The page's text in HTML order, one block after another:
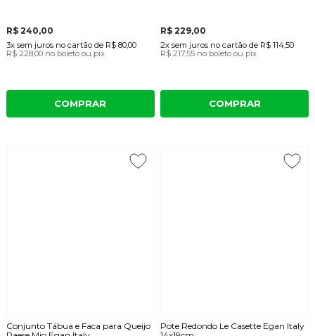
R$ 240,00
3x sem juros no cartãode R$ 80,00
R$ 228,00 no boleto ou pix
COMPRAR
R$ 229,00
2x sem juros no cartão de R$ 114,50
R$ 217,55 no boleto ou pix
COMPRAR
Conjunto Tábua e Faca para Queijo
Pote Redondo Le Casette Egan Italy